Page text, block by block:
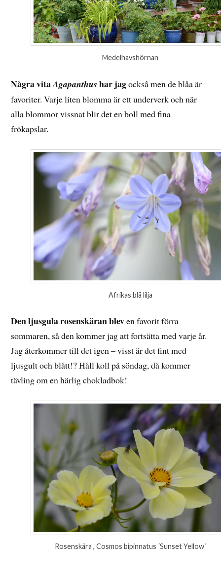
Medelhavshörnan
Några vitaAgapanthus har jagockså men de blåa är
favoriter. Varje liten blomma är ett underverk och när
alla blommor vissnat blir det en boll med fina
frökapslar.
Afrikas blå lilja
Den ljusgula rosenskäran bleven favorit förra
sommaren, så den kommer jag att fortsätta med varje år.
Jag återkommer till det igen – visst är det fint med
ljusgult och blått!? Håll koll på söndag, då kommer
tävling om en härlig chokladbok!
Rosenskära , Cosmos bipinnatus ´Sunset Yellow´